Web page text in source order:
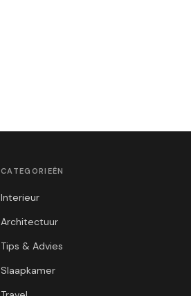
CATEGORIEËN
Interieur
Architectuur
Tips & Advies
Slaapkamer